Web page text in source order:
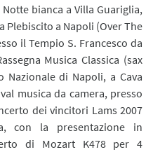
bianca a Villa Guariglia,
Plebiscito a Napoli (Over The
il Tempio S. Francesco da
Musica Classica (sax
Nazionale di Napoli, a Cava
musica da camera, presso
dei vincitori Lams 2007
con la presentazione in
di Mozart K478 per 4